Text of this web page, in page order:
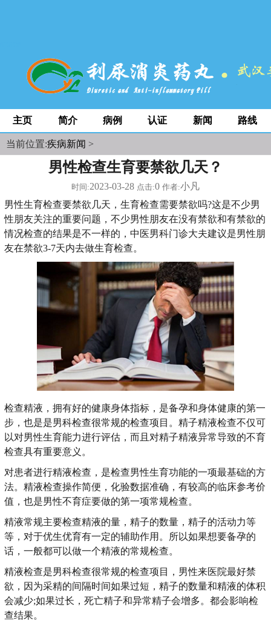
主页 简介 病例 认证 新闻 路线
当前位置:疾病新闻 >
男性检查生育要禁欲几天？
时间:2023-03-28 点击:0 作者:小凡
男性生育检查要禁欲几天，生育检查需要禁欲吗?这是不少男
性朋友关注的重要问题，不少男性朋友在没有禁欲和有禁欲的
情况检查的结果是不一样的，中医男科门诊大夫建议是男性朋
友在禁欲3-7天内去做生育检查。
检查精液，拥有好的健康身体指标，是备孕和身体健康的第一
步，也是是男科检查很常规的检查项目。精子精液检查不仅可
以对男性生育能力进行评估，而且对精子精液异常导致的不育
检查具有重要意义。
对患者进行精液检查，是检查男性生育功能的一项最基础的方
法。精液检查操作简便，化验数据准确，有较高的临床参考价
值，也是男性不育症要做的第一项常规检查。
精液常规主要检查精液的量，精子的数量，精子的活动力等
等，对于优生优育有一定的辅助作用。所以如果想要备孕的
话，一般都可以做一个精液的常规检查。
精液检查是男科检查很常规的检查项目，男性来医院最好禁
欲，因为采精的间隔时间如果过短，精子的数量和精液的体积
会减少;如果过长，死亡精子和异常精子会增多。都会影响检
查结果。